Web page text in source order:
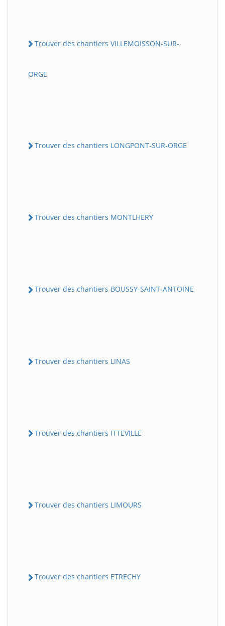
Trouver des chantiers VILLEMOISSON-SUR-
ORGE
Trouver des chantiers LONGPONT-SUR-ORGE
Trouver des chantiers MONTLHERY
Trouver des chantiers BOUSSY-SAINT-ANTOINE
Trouver des chantiers LINAS
Trouver des chantiers ITTEVILLE
Trouver des chantiers LIMOURS
Trouver des chantiers ETRECHY